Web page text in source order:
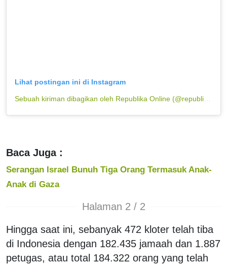
Lihat postingan ini di Instagram
Baca Juga :
Serangan Israel Bunuh Tiga Orang Termasuk Anak-
Anak di Gaza
Halaman 2 / 2
Hingga saat ini, sebanyak 472 kloter telah tiba
di Indonesia dengan 182.435 jamaah dan 1.887
petugas, atau total 184.322 orang yang telah